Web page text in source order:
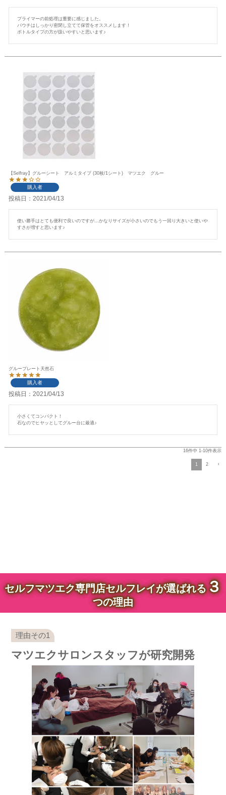
プライマーの前処理は重要に感じました。
パウチはしっかり密閉し立てて保管をオススメします！
ボトルタイプの方が扱いやすいと思います♪
【Selfray】グルーシート アルミタイプ (30枚/1シート) マツエク グルー
購入者
投稿日 2021/04/13
使い勝手はとても便利で良いのですが…かなりサイズが小さいのでもう一回り大きいと使いや
すさが増すと思います♪
グループレート天然石
購入者
投稿日 2021/04/13
小さくてコンパクト！
石なのでヒヤッとしてグルー台に最適♪
16件中 1-10件表示
1 2
セルフマツエク専門店セルフレイが選ばれる３
つの理由
マツエクサロンスタッフが研究開発